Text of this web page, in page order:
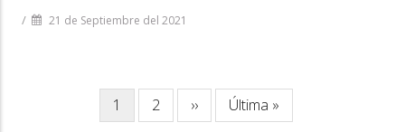
/ 21 de Septiembre del 2021
Página
actual
1 Página
2
Siguiente
página
››
Última
página
Última »